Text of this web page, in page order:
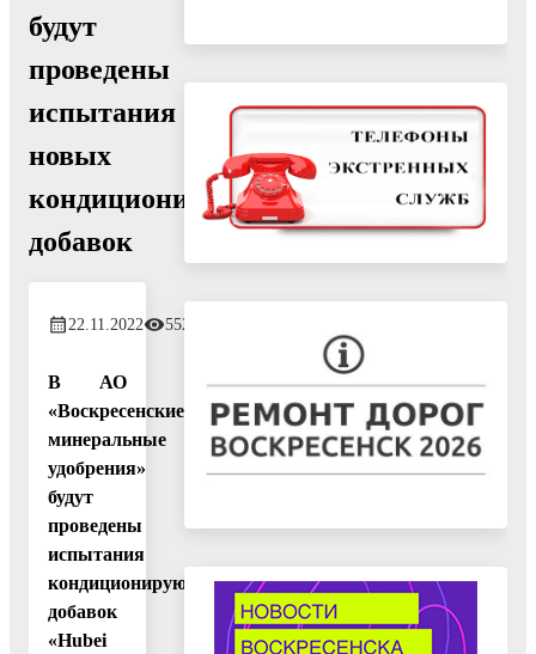
будут
проведены
испытания
новых
кондиционирующих
добавок
22.11.2022 552
В АО
«Воскресенские
минеральные
удобрения»
будут
проведены
испытания
кондиционирующих
добавок
«Hubei